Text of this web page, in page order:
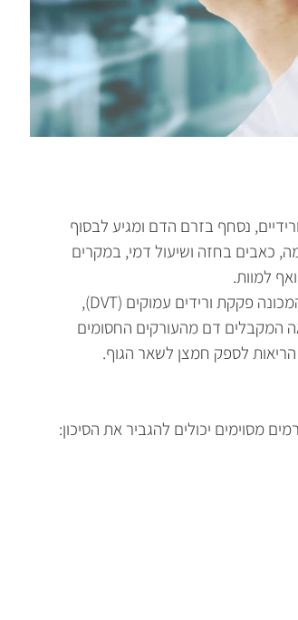
נסחף בזרם הדם ומגיע לבסוף
כאבים בחזה ושיעול דמי, במקרים
למוות.
קרישי דם אלו מגיעים לרוב מהוורידים העמוקים של הרגליים, מצב המכונה פקקת ורידים עמוקים (DVT),
המקבלים דם מהעורקים החסומים
לספק חמצן לשאר הגוף.
מסוימים יכולים להגביר את הסיכון: